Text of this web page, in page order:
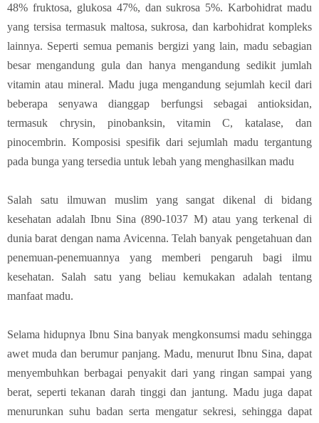
48% fruktosa, glukosa 47%, dan sukrosa 5%. Karbohidrat madu
yang tersisa termasuk maltosa, sukrosa, dan karbohidrat kompleks
lainnya. Seperti semua pemanis bergizi yang lain, madu sebagian
besar mengandung gula dan hanya mengandung sedikit jumlah
vitamin atau mineral. Madu juga mengandung sejumlah kecil dari
beberapa senyawa dianggap berfungsi sebagai antioksidan,
termasuk chrysin, pinobanksin, vitamin C, katalase, dan
pinocembrin. Komposisi spesifik dari sejumlah madu tergantung
pada bunga yang tersedia untuk lebah yang menghasilkan madu
Salah satu ilmuwan muslim yang sangat dikenal di bidang
kesehatan adalah Ibnu Sina(890-1037 M) atau yang terkenal di
dunia barat dengan nama Avicenna. Telah banyak pengetahuan dan
penemuan-penemuannya yang memberi pengaruh bagi ilmu
kesehatan. Salah satu yang beliau kemukakan adalah tentang
manfaat madu.
Selama hidupnya Ibnu Sina banyak mengkonsumsi madu sehingga
awet muda dan berumur panjang. Madu, menurut Ibnu Sina, dapat
menyembuhkan berbagai penyakit dari yang ringan sampai yang
berat, seperti tekanan darah tinggi dan jantung. Madu juga dapat
menurunkan suhu badan serta mengatur sekresi, sehingga dapat